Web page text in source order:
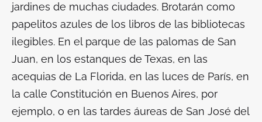
jardines de muchas ciudades. Brotarán como
papelitos azules de los libros de las bibliotecas
ilegibles. En el parque de las palomas de San
Juan, en los estanques de Texas, en las
acequias de La Florida, en las luces de París, en
la calle Constitución en Buenos Aires, por
ejemplo, o en las tardes áureas de San José del